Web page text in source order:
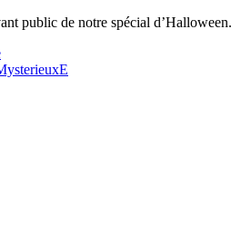
public de notre spécial